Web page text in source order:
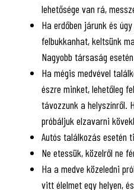
lehetősége van rá,
Ha erdőben járunk és
felbukkanhat, keltsünk
Nagyobb társaság
Ha mégis medvével
észre minket, lehetőleg
távozzunk a helyszínről.
próbáljuk elzavarni
Autós találkozás esetén
Ne etessük, közelről ne
Ha a medve közeledni
vitt élelmet egy helyen,